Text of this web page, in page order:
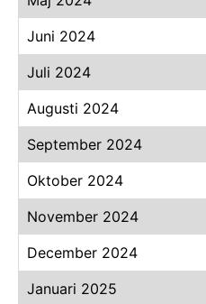
Juni 2024
Juli 2024
Augusti 2024
September 2024
Oktober 2024
November 2024
December 2024
Januari 2025